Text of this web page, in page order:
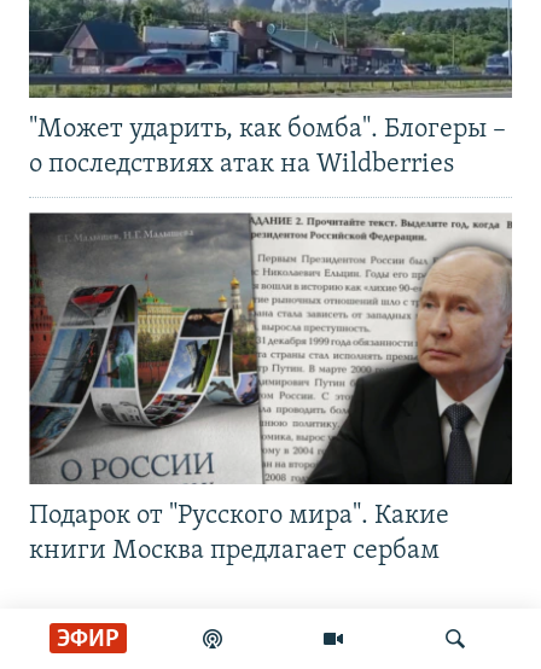
ЭФИР
"Может ударить, как бомба". Блогеры –
о последствиях атак на Wildberries
Подарок от "Русского мира". Какие
книги Москва предлагает сербам
Главные новости